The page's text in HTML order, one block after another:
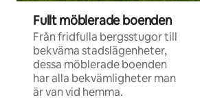
Fullt möblerade boenden
Från fridfulla bergsstugor till
bekväma stadslägenheter,
dessa möblerade boenden
har alla bekvämligheter man
är van vid hemma.